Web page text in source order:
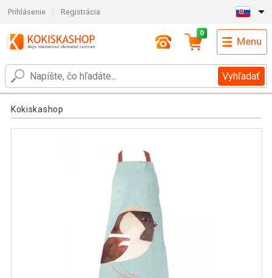
Prihlásenie Registrácia
Vyhľadať
0
Menu
Kokiskashop